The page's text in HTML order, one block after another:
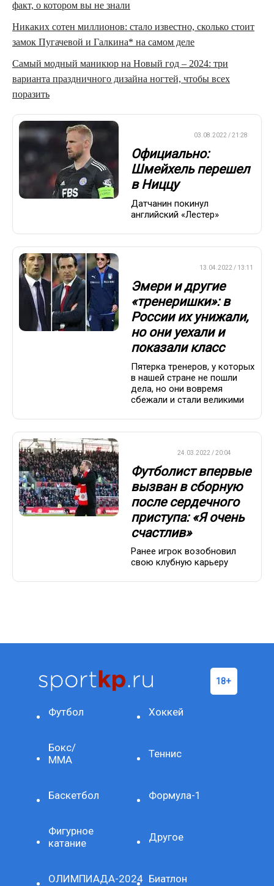
факт, о котором вы не знали
Никаких сотен миллионов: стало известно, сколько стоит
замок Пугачевой и Галкина* на самом деле
Самый модный маникюр на Новый год – 2024: три
варианта праздничного дизайна ногтей, чтобы всех
поразить
03.08.2022 / 21:28
Официально:
Шмейхель перешел
в Ниццу
Датчанин покинул
английский «Лестер»
13.04.2022 / 13:11
Эмери и другие
«тренеришки»: в
России их унижали,
но они уехали и
показали класс
Пятерка тренеров, у которых
в нашей стране не пошли
дела, но они вовремя
сбежали и стали великими
24.03.2022 / 20:04
Футболист впервые
вызван в сборную
после сердечного
приступа: «Я очень
счастлив»
Ранее игрок возобновил
свою клубную карьеру
Футбол Хоккей
Бокс/
ММА
Теннис
Баскетбол Формула-1
Фигурное
катание
Другое
ОЛИМПИАДА-2024 Биатлон